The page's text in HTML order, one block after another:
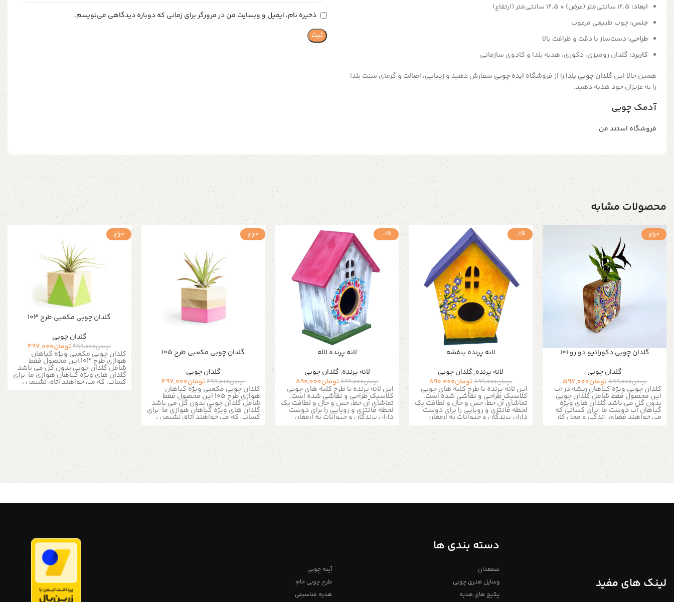
ابعاد: 12.5 سانتی‌متر (عرض) ×
12.5 سانتی‌متر (ارتفاع)
جنس:چوب طبیعی مرغوب
طراحی:دست‌ساز با دقت و ظرافت بالا
کاربرد: گلدان رومیزی، دکوری، هدیه یلدا و کادوی سازمانی
همین حالا این گلدان چوبی یلدا را از فروشگاه ایده چوبی سفارش دهید و زیبایی، اصالت و گرمای سنت یلدا
را به عزیزان خود هدیه دهید.
آدمک چوبی
فروشگاه استند من
ذخیره نام، ایمیل و وبسایت من در مرورگر برای زمانی که دوباره دیدگاهی می‌نویسم.
محصولات مشابه
حراج
گلدان چوبی دکوراتیو دو رو 101
گلدان چوبی
تومان599,000تومان597,000
گلدان چوبی ویژه گیاهان ریشه در آب
این محصول فقط شامل گلدان چوبی
بدون گل می باشدگلدان های ویژه
گیاهان آب دوست ما برای کسانی که
می خواهند فضای زندگی و محل کار
خود را روشن کند مناسب است. این
گلدان ها رو میتونید روی قفسه های
کتاب ، شلف های دیواری ، میز نهار
خوری ، میز اوپن آشپزخانه یا موارد
دیگر قرار بدید .
گلدان ها
برای گل های ریشه در آب مانند یک
خاک ندارند و آنها را بدون نیاز به
از المان های جدید و نوآورانه در طراحی
-1%
لانه پرنده بنفشه
لانه پرنده, گلدان چوبی
تومان899,000تومان890,000
این لانه پرنده با طرح کلبه های چوبی
کلاسیک طراحی و نقاشی شده است.
تماشای آن حظ، حس و حال و لطافت یک
لحظه فانتزی و رویایی را برای دوست
داران پرندگان و حیوانات به ارمغان
دارد.
لانه چوبی که با رنگ اکریلیک بی بو و
ضد حساسیت نقاشی شده برای خود
پرنده نیز، زیبا و بی مخاطره است!
این لانه ها را می توان بسته به
موقعیت در حیاط، باغ یا حتی کوچه روی
تنه درختان، دیوار یا بالکن و در داخل
خانه در کنجی قرار داد و آن را مامنی
برای پرندگان اهلی و وحشی ساخت.
ابعاد :
آدمک چوبی
فروشگاه استند من
-1%
لانه پرنده لاله
لانه پرنده, گلدان چوبی
تومان899,000تومان890,000
این لانه پرنده با طرح کلبه های چوبی
کلاسیک طراحی و نقاشی شده است.
تماشای آن حظ، حس و حال و لطافت یک
لحظه فانتزی و رویایی را برای دوست
داران پرندگان و حیوانات به ارمغان
دارد.
لانه چوبی که با رنگ اکریلیک بی بو و
ضد حساسیت نقاشی شده برای خود
پرنده نیز، زیبا و بی مخاطره است!
این لانه ها را می توان بسته به
موقعیت در حیاط، باغ یا حتی کوچه روی
تنه درختان، دیوار یا بالکن و در داخل
خانه در کنجی قرار داد و آن را مامنی
برای پرندگان اهلی و وحشی ساخت.
ابعاد :
حراج
گلدان چوبی مکعبی طرح ۱۰۵
گلدان چوبی
تومان499,000تومان497,000
گلدان چوبی مکعبی ویژه گیاهان
هوازی طرح 105 این محصول فقط
شامل گلدان چوبی بدون گل می باشد
گلدان های ویژه گیاهان هوازی ما برای
کسانی که می خواهند اتاق نشیمن ،
اتاق خواب ، اتاق ناهار خوری ، حمام یا
فضای زندگی و محل کار خود را روشن
کند مناسب است. این گلدان ها رو
میتونید روی قفسه های کتاب ، شلف
های دیواری ، میز نهار خوری ، میز اوپن
آشپزخانه یا موارد دیگر قرار بدید .این
گلدان ها برای گل های هوازی مانند
یک کارخانه تسویه هوا هستند گیاهان
هوازی برای شکوفایی نیازی به خاک
دهیدبرای آبیاری گیاهان هوازی دو بار
حراج
گلدان چوبی مکعبی طرح ۱۰۳
گلدان چوبی
تومان499,000تومان497,000
گلدان چوبی مکعبی ویژه گیاهان
هوازی طرح 103 این محصول فقط
شامل گلدان چوبی بدون گل می باشد
گلدان های ویژه گیاهان هوازی ما برای
کسانی که می خواهند اتاق نشیمن ،
اتاق خواب ، اتاق ناهار خوری ، حمام یا
فضای زندگی و محل کار خود را روشن
کند مناسب است. این گلدان ها رو
میتونید روی قفسه های کتاب ، شلف
های دیواری ، میز نهار خوری ، میز اوپن
آشپزخانه یا موارد دیگر قرار بدید . این
گلدان ها برای گل های هوازی مانند
یک کارخانه تسویه هوا هستند گیاهان
هوازی برای شکوفایی نیازی به خاک
ندارند و آنها را بدون نیاز به گذاشتن
ریشه در خاک می توانید در گلدان قرار
دهید برای آبیاری گیاهان هوازی دو بار
در هفته به مدت چند ساعت آنها را از
گلدان درآورده و در آب برای خیس شدن
دهید. ابعاد گلدان ها: ۷ در ۷ سانتی
آدمک چوبی
فروشگاه استند منبرای اطلاعات
بیشتر از طریق دایرکت و یا به شماره
09357478096 از طریق واتساپ و
تلگرام پیام بدید لطفا توجه داشته
باشید که به دلیل اختصاصی و دست
ساز بودن مجموعه های چوبی خریداری
شده لزومآ عینآ مانند شکل مشابه در
لینک های مفید
دسته بندی ها
شمعدان
وسایل هنری چوبی
پکیج های هدیه
آینه چوبی
طرح چوبی خام
هدیه مناسبتی